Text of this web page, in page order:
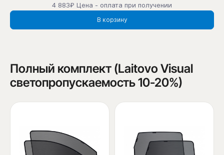
4 883₽ Цена - оплата при получении
В корзину
Полный комплект (Laitovo Visual
светопропускаемость 10-20%)